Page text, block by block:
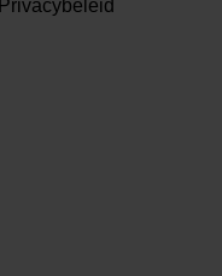
Privacybeleid